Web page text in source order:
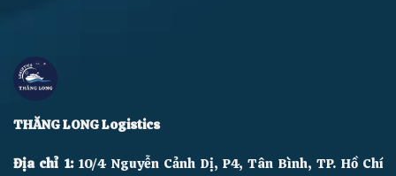
THĂNG LONG Logistics
Địa chỉ 1:10/4 Nguyễn Cảnh Dị, P4, Tân Bình, TP. Hồ Chí